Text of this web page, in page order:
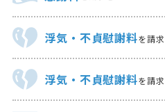
浮気・不貞慰謝料を請
浮気・不貞慰謝料を請